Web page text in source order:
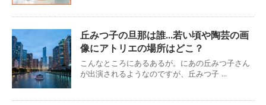
丘みつ子の旦那は誰…若い頃や陶芸の画
像にアトリエの場所はどこ？
こんなところにあるあるが。にあの丘みつ子さん
が出演されるようなのですが、丘みつ子 ...